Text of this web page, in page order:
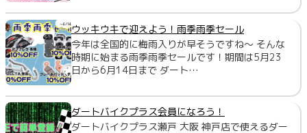
ウッキウキで迎えよう！雨季雨季セール
今年は全国的に梅雨入りが早そうですね～ そんな
時期に始まる雨季雨季セールです！期間は5月23
日から6月14日まで ダート…
ダートバイクプラス会員になろう！
ダートバイクプラス瀬戸 大阪 神戸店で使えるダー